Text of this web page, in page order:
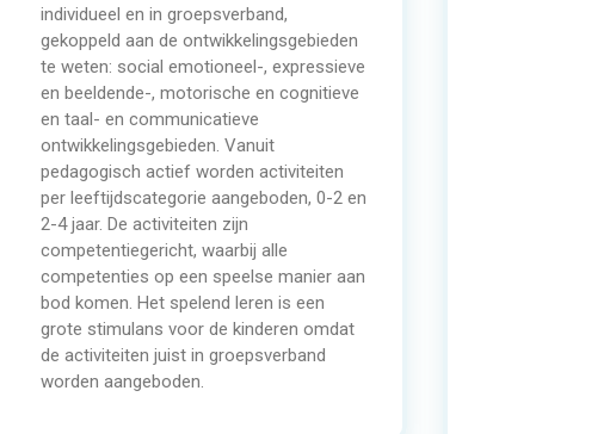
individueel en in groepsverband,
gekoppeld aan de ontwikkelingsgebieden
te weten: social emotioneel-, expressieve
en beeldende-, motorische en cognitieve
en taal- en communicatieve
ontwikkelingsgebieden. Vanuit
pedagogisch actief worden activiteiten
per leeftijdscategorie aangeboden, 0-2 en
2-4 jaar. De activiteiten zijn
competentiegericht, waarbij alle
competenties op een speelse manier aan
bod komen. Het spelend leren is een
grote stimulans voor de kinderen omdat
de activiteiten juist in groepsverband
worden aangeboden.